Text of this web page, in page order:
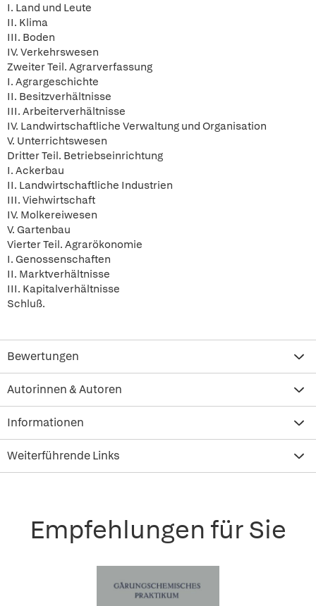
I. Land und Leute
II. Klima
III. Boden
IV. Verkehrswesen
Zweiter Teil. Agrarverfassung
I. Agrargeschichte
II. Besitzverhältnisse
III. Arbeiterverhältnisse
IV. Landwirtschaftliche Verwaltung und Organisation
V. Unterrichtswesen
Dritter Teil. Betriebseinrichtung
I. Ackerbau
II. Landwirtschaftliche Industrien
III. Viehwirtschaft
IV. Molkereiwesen
V. Gartenbau
Vierter Teil. Agrarökonomie
I. Genossenschaften
II. Marktverhältnisse
III. Kapitalverhältnisse
Schluß.
Bewertungen
Autorinnen & Autoren
Informationen
Weiterführende Links
Empfehlungen für Sie